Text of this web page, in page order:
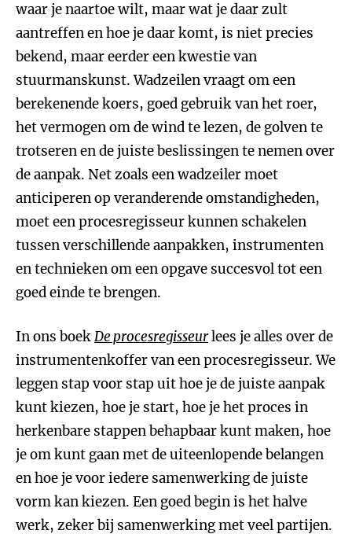
waar je naartoe wilt, maar wat je daar zult
aantreffen en hoe je daar komt, is niet precies
bekend, maar eerder een kwestie van
stuurmanskunst. Wadzeilen vraagt om een
berekenende koers, goed gebruik van het roer,
het vermogen om de wind te lezen, de golven te
trotseren en de juiste beslissingen te nemen over
de aanpak. Net zoals een wadzeiler moet
anticiperen op veranderende omstandigheden,
moet een procesregisseur kunnen schakelen
tussen verschillende aanpakken, instrumenten
en technieken om een opgave succesvol tot een
goed einde te brengen.
In ons boekDe procesregisseurlees je alles over de
instrumentenkoffer van een procesregisseur. We
leggen stap voor stap uit hoe je de juiste aanpak
kunt kiezen, hoe je start, hoe je het proces in
herkenbare stappen behapbaar kunt maken, hoe
je om kunt gaan met de uiteenlopende belangen
en hoe je voor iedere samenwerking de juiste
vorm kan kiezen. Een goed begin is het halve
werk, zeker bij samenwerking met veel partijen.